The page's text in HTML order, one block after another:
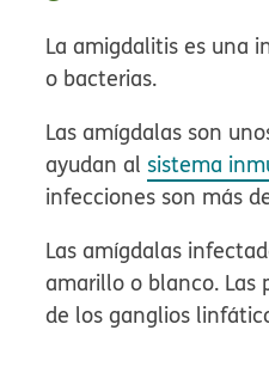
La amigdalitis es una
o bacterias.
Las amígdalas son
ayudan al sistema
infecciones son más
Las amígdalas
amarillo o blanco.
de los ganglios